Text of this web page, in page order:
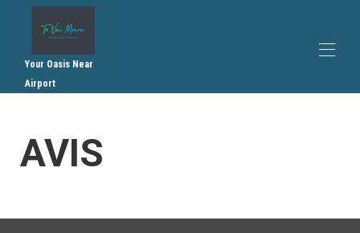
Your Oasis Near
Airport
Recommandations
AVIS